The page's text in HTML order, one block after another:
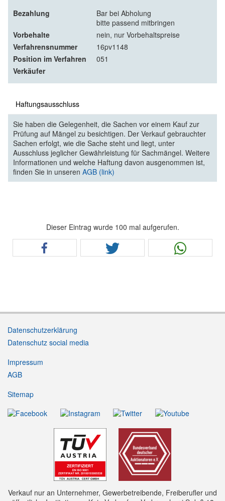
Bezahlung
Bar bei Abholung
bitte passend mitbringen
Vorbehalte
nein, nur Vorbehaltspreise
Verfahrensnummer
16pv1148
Position im Verfahren
051
Verkäufer
Haftungsausschluss
Sie haben die Gelegenheit, die Sachen vor einem Kauf zur
Prüfung auf Mängel zu besichtigen. Der Verkauf gebrauchter
Sachen erfolgt, wie die Sache steht und liegt, unter
Ausschluss jeglicher Gewährleistung für Sachmängel. Weitere
Informationen und welche Haftung davon ausgenommen ist,
finden Sie in unseren AGB (link)
Dieser Eintrag wurde 100 mal aufgerufen.
Datenschutzerklärung
Datenschutz social media
Impressum
AGB
Sitemap
Verkauf nur an Unternehmer, Gewerbetreibende, Freiberufler und